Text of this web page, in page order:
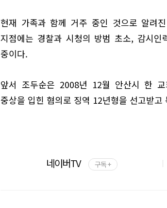
현재 가족과 함께 거주 중인 것으로 알려
지점에는 경찰과 시청의 방범 초소, 감시
중이다.
앞서 조두순은 2008년 12월 안산시 한
중상을 입힌 혐의로 징역 12년형을 선고받
네이버TV 구독 +